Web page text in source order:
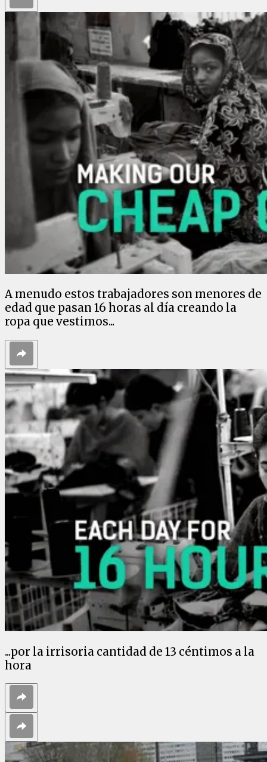
A menudo estos trabajadores son menores de
edad que pasan 16 horas al día creando la
ropa que vestimos...
...por la irrisoria cantidad de 13 céntimos a la
hora